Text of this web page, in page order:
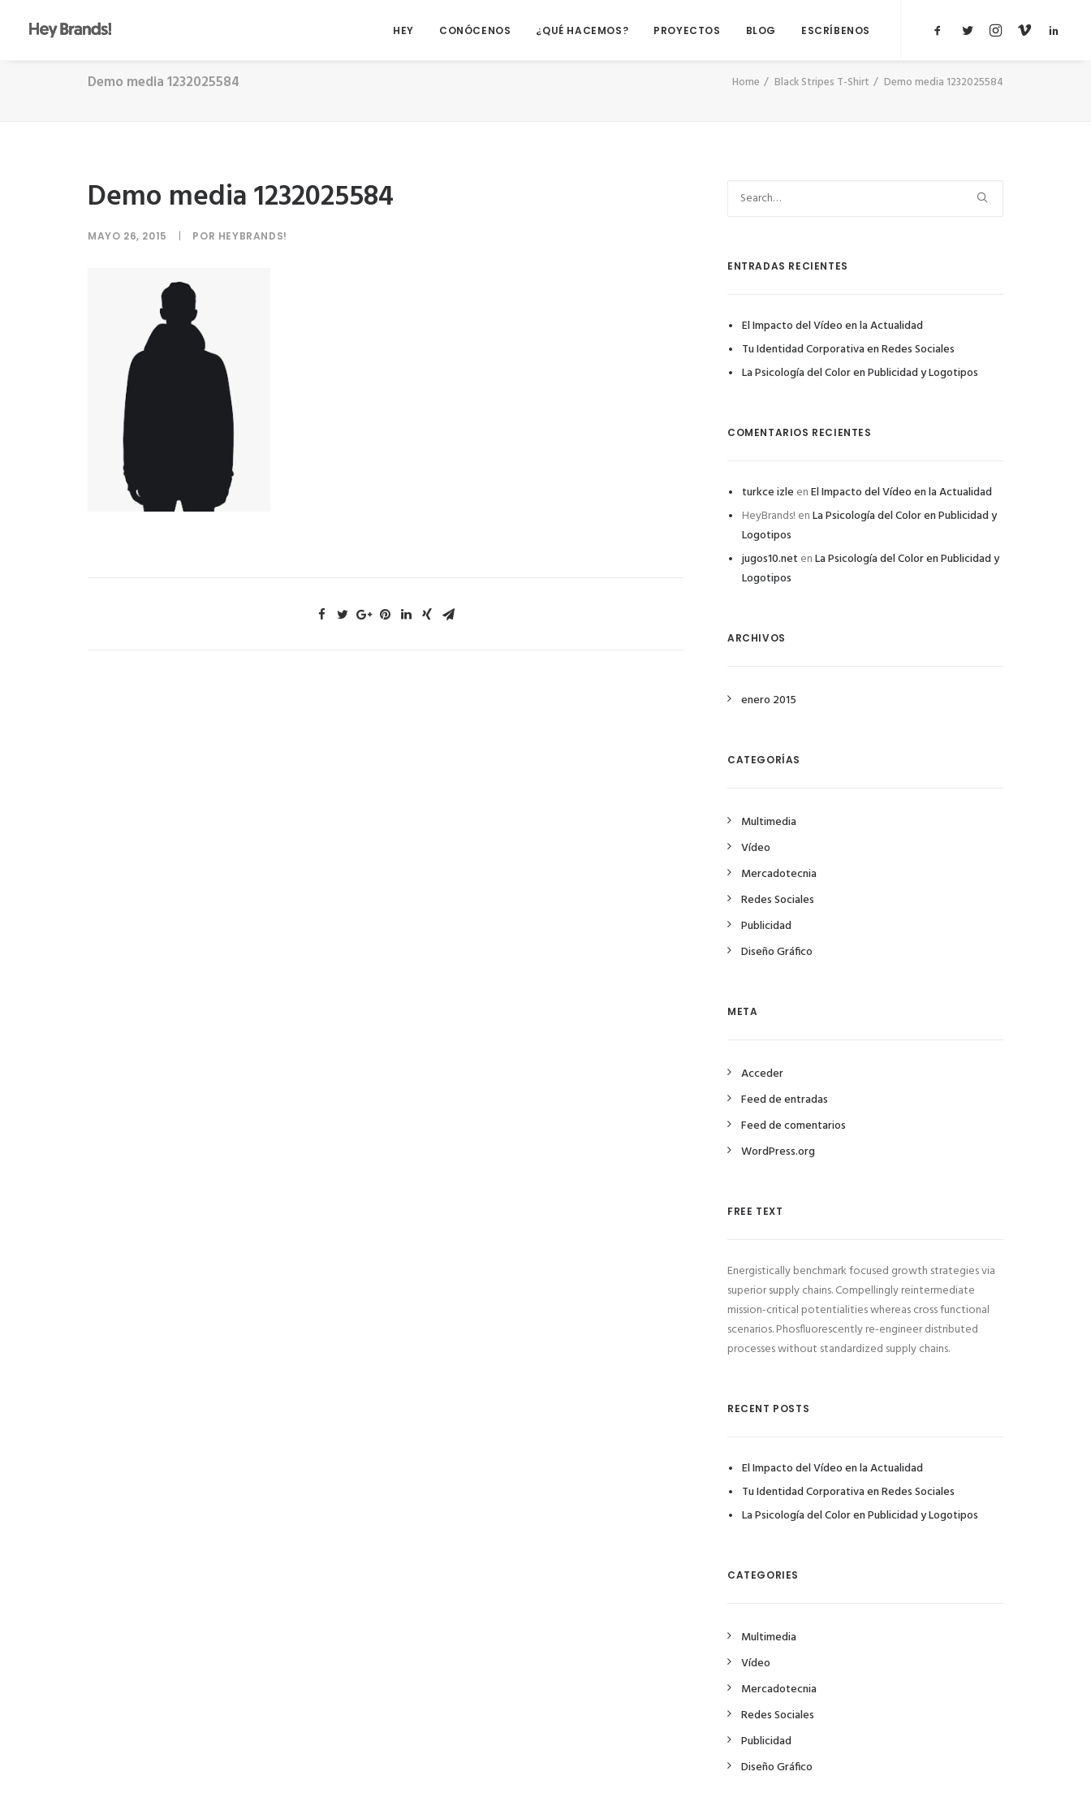
HEY CONÓCENOS ¿QUÉ HACEMOS? PROYECTOS BLOG ESCRÍBENOS
Demo media 1232025584 Home Black Stripes T-Shirt Demo media 1232025584
Demo media 1232025584
MAYO 26, 2015 | POR HEYBRANDS!
ENTRADAS RECIENTES
El Impacto del Vídeo en la Actualidad
Tu Identidad Corporativa en Redes Sociales
La Psicología del Color en Publicidad y Logotipos
COMENTARIOS RECIENTES
turkce izle enEl Impacto del Vídeo en la Actualidad
HeyBrands! enLa Psicología del Color en Publicidad y
Logotipos
jugos10.net enLa Psicología del Color en Publicidad y
Logotipos
ARCHIVOS
enero 2015
CATEGORÍAS
Multimedia
Vídeo
Mercadotecnia
Redes Sociales
Publicidad
Diseño Gráfico
META
Acceder
Feed de entradas
Feed de comentarios
WordPress.org
FREE TEXT
Energistically benchmark focused growth strategies via
superior supply chains. Compellingly reintermediate
mission-critical potentialities whereas cross functional
scenarios. Phosfluorescently re-engineer distributed
processes without standardized supply chains.
RECENT POSTS
El Impacto del Vídeo en la Actualidad
Tu Identidad Corporativa en Redes Sociales
La Psicología del Color en Publicidad y Logotipos
CATEGORIES
Multimedia
Vídeo
Mercadotecnia
Redes Sociales
Publicidad
Diseño Gráfico